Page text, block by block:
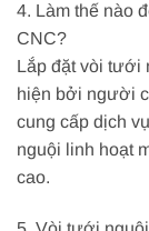
4. Làm thế nào
CNC?
Lắp đặt vòi tưới
hiện bởi người
cung cấp dịch
nguội linh hoạt
cao.